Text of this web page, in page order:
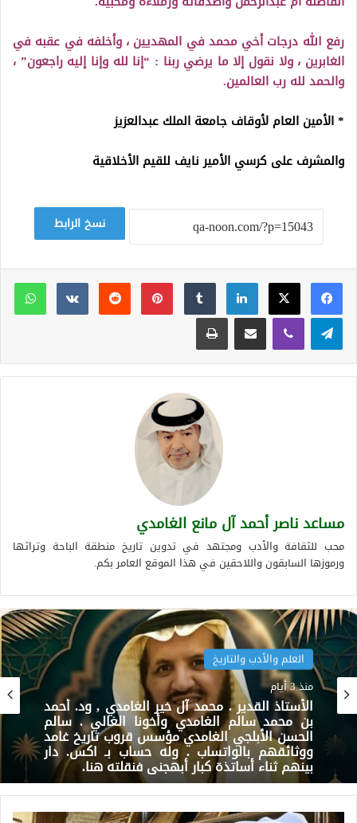
رفع الله درجات أخي محمد في المهديين ، وأخلفه في عقبه في
الغابرين ، ولا نقول إلا ما يرضي ربنا : “إنا لله وإنا إليه راجعون” ،
والحمد لله رب العالمين.
* الأمين العام لأوقاف جامعة الملك عبدالعزيز
والمشرف على كرسي الأمير نايف للقيم الأخلاقية
نسخ الرابط
لينكدإن ‏Tumblr بينتيريست
‏Reddit
‏VKontakte
تيلقرام ڤايبر مشاركة عبر البريد طباعة
مساعد ناصر أحمد آل مانع الغامدي
محب للثقافة والأدب ومجتهد في تدوين تاريخ منطقة الباحة وتراثها
ورموزها السابقون واللاحقين في هذا الموقع العامر بكم.
العلم والأدب والتاريخ
منذ 3 أيام
الأستاذ القدير . محمد آل خير الغامدي , ود. أحمد
العلم والأدب والتاريخ
منذ 3 أيام
الشاعر السعودي المحبوب . مجدي شافعي . ابن
صبيا يجيد كل أغراض الشعر لكنه يميل للغزلي .
والحقيقة أن منطقة جازان مليئة بالعلماء والأدباء
والكتاب والشعراء المتميزون .